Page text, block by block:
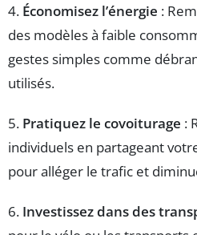
4. Économisez l’énergie :
des modèles à faible
gestes simples comme
utilisés.
5. Pratiquez le covoiturage :
individuels en partageant
pour alléger le trafic et
6. Investissez dans des